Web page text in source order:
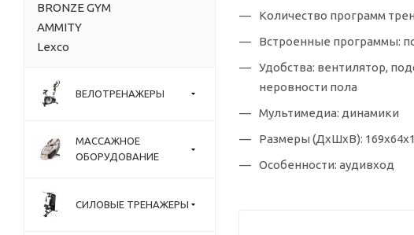
BRONZE GYM
AMMITY
Lexco
ВЕЛОТРЕНАЖЕРЫ
МАССАЖНОЕ
ОБОРУДОВАНИЕ
СИЛОВЫЕ ТРЕНАЖЕРЫ
Количество программ
Встроенные программы:
Удобства: вентилятор,
неровности пола
Мультимедиа: динамики
Размеры (ДхШxВ):
Особенности: аудивход